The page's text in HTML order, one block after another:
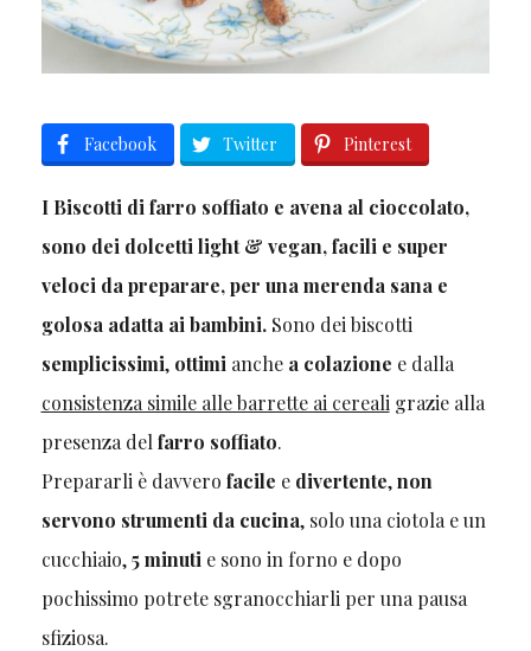
Facebook Twitter Pinterest
I Biscotti di farro soffiato e avena al cioccolato,
sono dei dolcetti light & vegan, facili e super
veloci da preparare, per una merenda sana e
golosa adatta ai bambini.Sono dei biscotti
semplicissimi, ottimi anche a colazione e dalla
consistenza simile alle barrette ai cereali grazie alla
presenza del farro soffiato.
Prepararli è davvero facile e divertente,non
servono strumenti da cucina, solo una ciotola e un
cucchiaio,5 minuti e sono in forno e dopo
pochissimo potrete sgranocchiarli per una pausa
sfiziosa.